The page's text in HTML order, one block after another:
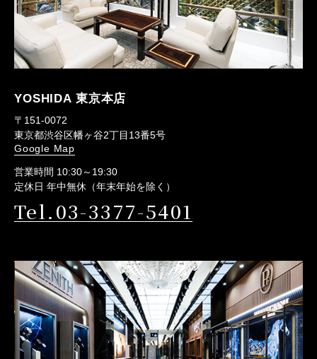
YOSHIDA 東京本店
〒151-0072
東京都渋谷区幡ヶ谷2丁目13番5号
Google Map
営業時間 10:30～19:30
定休日 年中無休（年末年始を除く）
Tel.03-3377-5401